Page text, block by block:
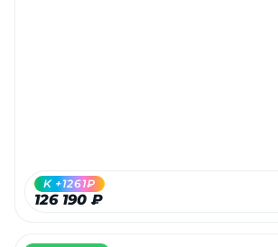
126 190 ₽
K +1261₽